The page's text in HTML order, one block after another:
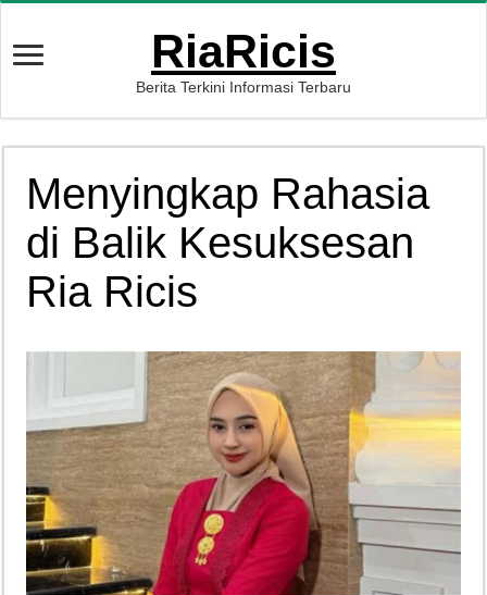
RiaRicis
Berita Terkini Informasi Terbaru
Menyingkap Rahasia
di Balik Kesuksesan
Ria Ricis